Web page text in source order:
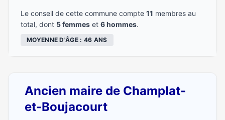
Le conseil de cette commune compte 11 membres au
total, dont 5 femmes et 6 hommes.
MOYENNE D'ÂGE : 46 ANS
Ancien maire de Champlat-
et-Boujacourt